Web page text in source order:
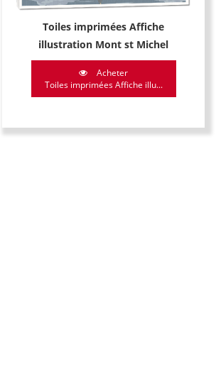
Toiles imprimées Affiche
illustration Mont st Michel
Acheter
Toiles imprimées Affiche illu...